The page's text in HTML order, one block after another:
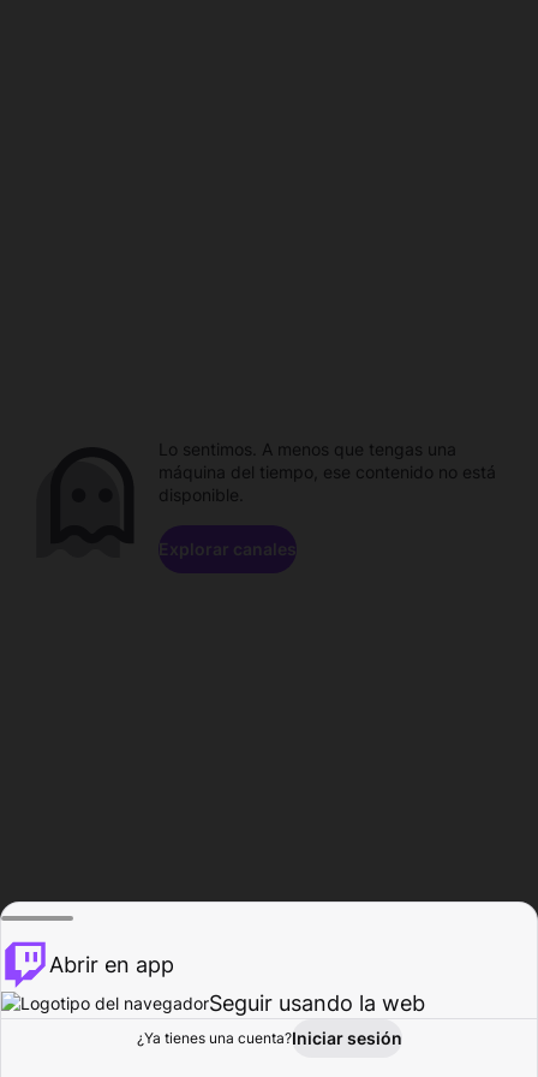
Explorar Actividad
Lo sentimos. A menos que tengas una
máquina del tiempo, ese contenido no está
disponible.
Explorar canales
Abrir en app
Seguir usando la web
¿Ya tienes una cuenta?Iniciar sesión